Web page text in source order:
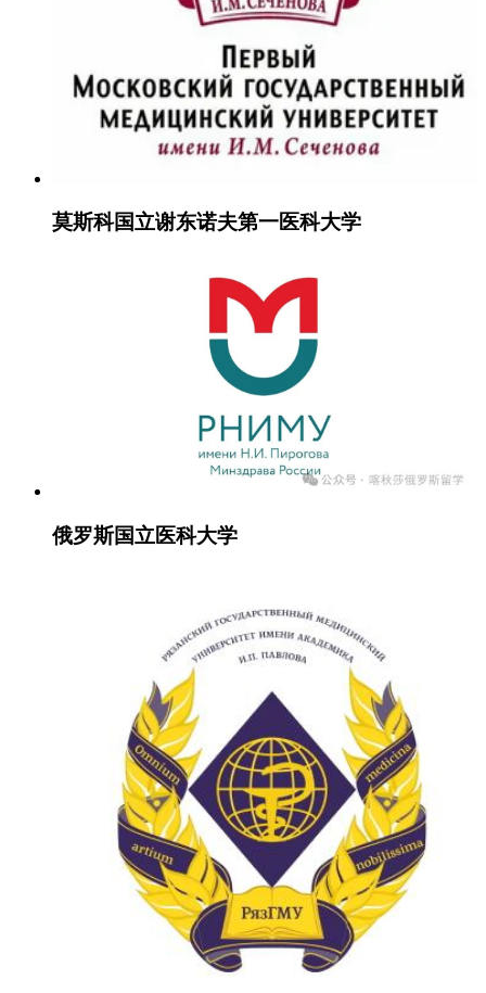
莫斯科国立谢东诺夫第一医科大学
俄罗斯国立医科大学